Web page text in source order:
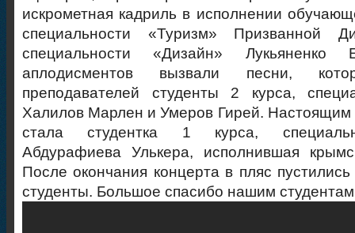
искрометная кадриль в исполнении
специальности «Туризм»
специальности «Дизайн» Лукьяненко
аплодисментов вызвали песни,
преподавателей студенты 2 курса,
Халилов Марлен и Умеров Гирей. Настоящим
стала студентка 1 курса,
Абдурафиева Улькера, исполнившая
После окончания концерта в пляс
студенты. Большое спасибо нашим